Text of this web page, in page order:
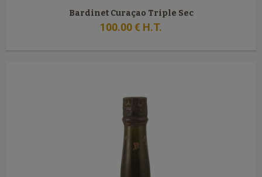
Bardinet Curaçao Triple Sec
100.00€ H.T.